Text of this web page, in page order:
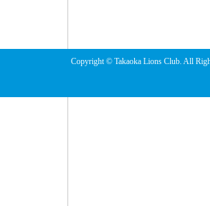
Copyright © Takaoka Lions Club. All